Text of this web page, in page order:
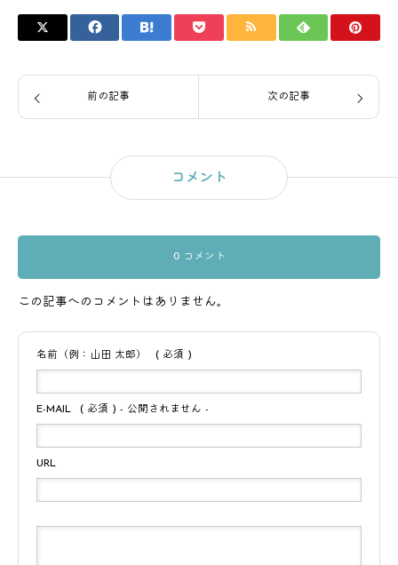
前の記事 次の記事
コメント
0 コメント
この記事へのコメントはありません。
名前（例：山田 太郎） ( 必須 )
E-MAIL ( 必須 ) - 公開されません -
URL